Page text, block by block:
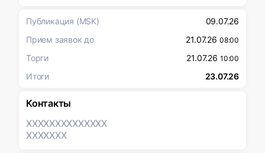
Публикация (MSK)
09.07.26
Прием заявок до
21.07.26 08:00
Торги 21.07.26 10:00
Итоги 23.07.26
Контакты
XXXXXXXXXXXXXX
XXXXXXX